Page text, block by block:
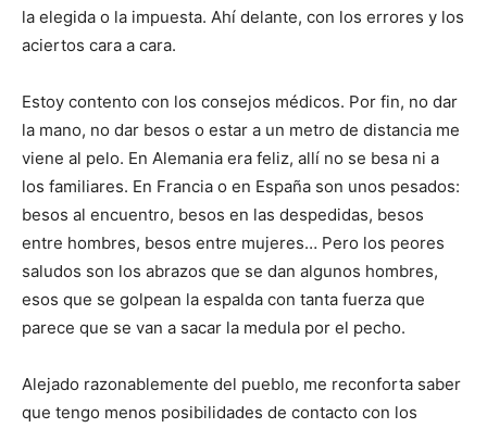
la elegida o la impuesta. Ahí delante, con los errores y los
aciertos cara a cara.
Estoy contento con los consejos médicos. Por fin, no dar
la mano, no dar besos o estar a un metro de distancia me
viene al pelo. En Alemania era feliz, allí no se besa ni a
los familiares. En Francia o en España son unos pesados:
besos al encuentro, besos en las despedidas, besos
entre hombres, besos entre mujeres… Pero los peores
saludos son los abrazos que se dan algunos hombres,
esos que se golpean la espalda con tanta fuerza que
parece que se van a sacar la medula por el pecho.
Alejado razonablemente del pueblo, me reconforta saber
que tengo menos posibilidades de contacto con los